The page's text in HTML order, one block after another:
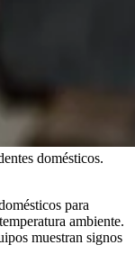
domésticos.
para
ambiente.
muestran signos